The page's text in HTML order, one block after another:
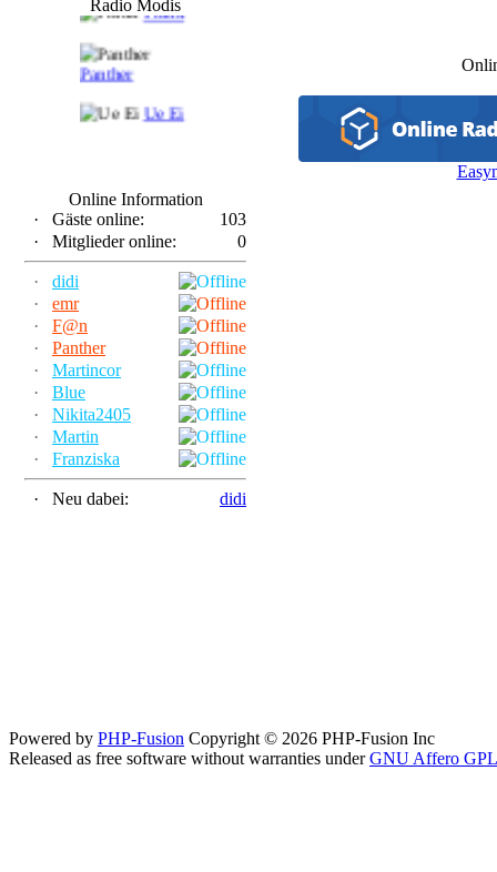
Radio Modis
Frank
Panther
Ue Ei
Online Information
·
Gäste online:
103
·
Mitglieder online: 0
·
didi
·
emr
·
F@n
·
Panther
·
Martincor
·
Blue
·
Nikita2405
·
Martin
·
Franziska
· Neu dabei: didi
Powered by PHP-Fusion Copyright © 2026 PHP-Fusion Inc
Released as free software without warranties underGNU Affero GPL